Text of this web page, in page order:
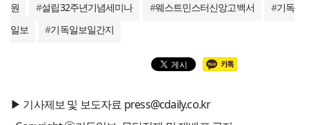
원
#설립32주년기념세미나 #웨스트민스터신앙고백서 #기독
일보
#기독일보일간지
▶ 기사제보 및 보도자료 press@cdaily.co.kr